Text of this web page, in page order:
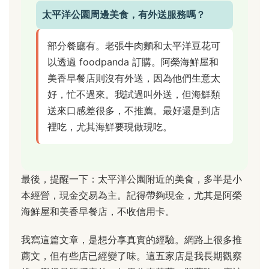
太平洋公園周邊美食，有外送服務嗎？
部分餐廳有。老張牛肉麵和太平洋豆花可
以透過 foodpanda 訂購。阿榮海鮮屋和
美香早餐店則沒有外送，因為他們生意太
好，忙不過來。我試過叫外送，但海鮮類
送來口感差很多，不推薦。最好還是到店
裡吃，尤其海鮮要現做現吃。
最後，提醒一下：太平洋公園附近的美食，多半是小
本經營，現金交易為主。記得帶夠現金，尤其是阿榮
海鮮屋和美香早餐店，不收信用卡。
我寫這篇文章，是想分享真實的經驗。網路上很多推
薦文，但有些店已經變了味。這五家店是我長期觀察